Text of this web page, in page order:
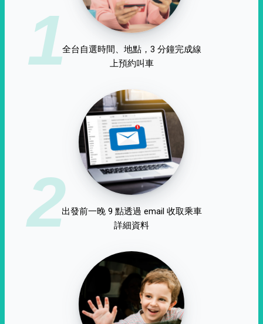
1全台自選時間、地點，3 分鐘完成線
上預約叫車
2出發前一晚 9 點透過 email 收取乘車
詳細資料